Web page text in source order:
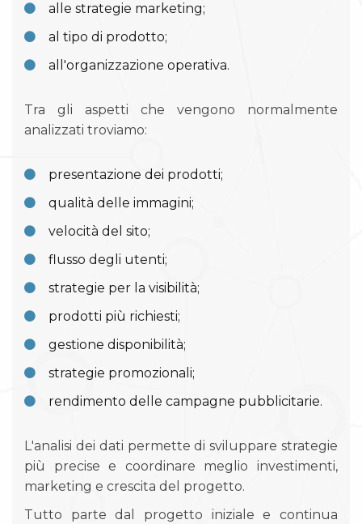
alle strategie marketing;
al tipo di prodotto;
all'organizzazione operativa.
Tra gli aspetti che vengono normalmente
analizzati troviamo:
presentazione dei prodotti;
qualità delle immagini;
velocità del sito;
flusso degli utenti;
strategie per la visibilità;
prodotti più richiesti;
gestione disponibilità;
strategie promozionali;
rendimento delle campagne pubblicitarie.
L'analisi dei dati permette di sviluppare strategie
più precise e coordinare meglio investimenti,
marketing e crescita del progetto.
Tutto parte dal progetto iniziale e continua